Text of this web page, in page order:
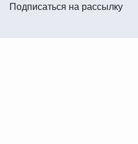
Подписаться на рассылку